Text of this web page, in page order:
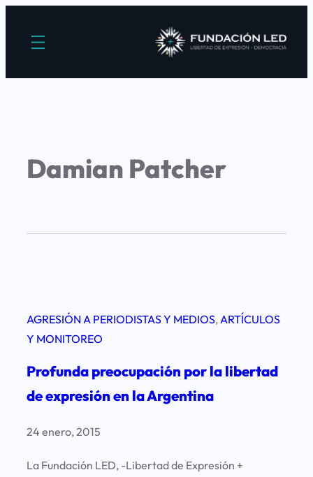
Damian Patcher
AGRESIÓN A PERIODISTAS Y MEDIOS, ARTÍCULOS
Y MONITOREO
Profunda preocupación por la libertad
de expresión en la Argentina
24 enero, 2015
La Fundación LED, -Libertad de Expresión +